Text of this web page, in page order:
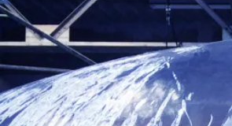
Avec
Odile Darbelley, Ivan Fatjo, Michel
Nadj
Lumière Léandre Garcia Lamolla
Collaboration artistiquePerrine
Production Arsène